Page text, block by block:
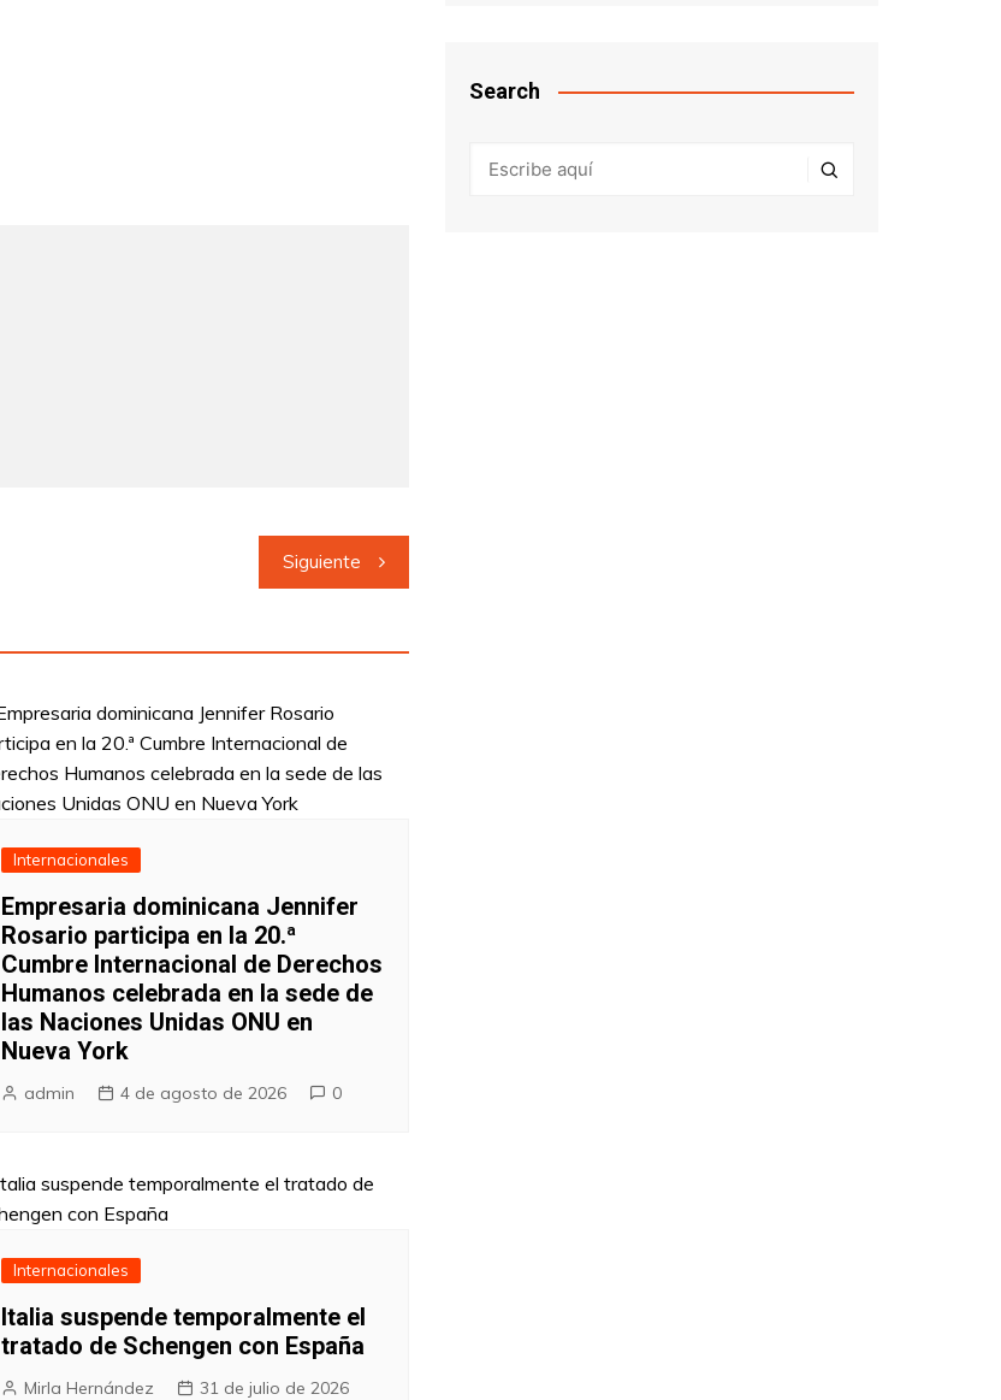
Siguiente
Internacionales
Empresaria dominicana Jennifer
Rosario participa en la 20.ª
Cumbre Internacional de Derechos
Humanos celebrada en la sede de
las Naciones Unidas ONU en
Nueva York
admin 4 de agosto de 2026 0
Internacionales
Italia suspende temporalmente el
tratado de Schengen con España
Mirla Hernández
31 de julio de 2026
Search